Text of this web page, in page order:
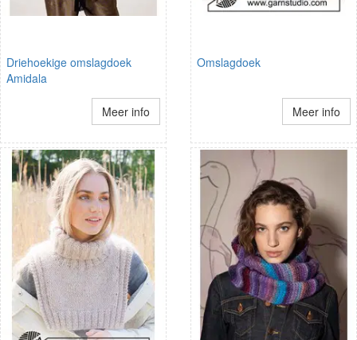
Driehoekige omslagdoek
Amidala
Meer info
Omslagdoek
Meer info